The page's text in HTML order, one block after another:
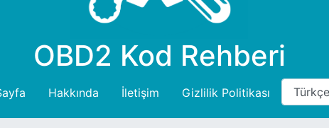
OBD2 Kod Rehberi
Hakkında İletişim Gizlilik Politikası